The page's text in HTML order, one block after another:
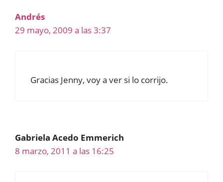
Andrés
29 mayo, 2009 a las 3:37
Gracias Jenny, voy a ver si lo corrijo.
Gabriela Acedo Emmerich
8 marzo, 2011 a las 16:25